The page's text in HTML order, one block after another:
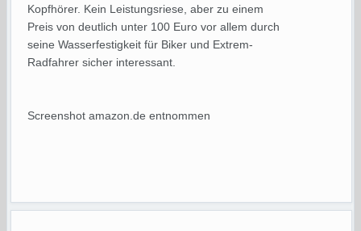
Kopfhörer. Kein Leistungsriese, aber zu einem
Preis von deutlich unter 100 Euro vor allem durch
seine Wasserfestigkeit für Biker und Extrem-
Radfahrer sicher interessant.
Screenshot amazon.de entnommen